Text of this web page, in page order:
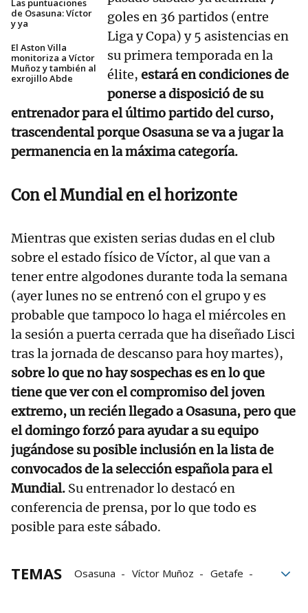
Las puntuaciones
de Osasuna: Víctor
y ya
El Aston Villa
monitoriza a Víctor
Muñoz y también al
exrojillo Abde
goles en 36 partidos (entre
Liga y Copa) y 5 asistencias en
su primera temporada en la
élite, estará en condiciones de
ponerse a disposició de su
entrenador para el último partido del curso,
trascendental porque Osasuna se va a jugar la
permanencia en la máxima categoría.
Con el Mundial en el horizonte
Mientras que existen serias dudas en el club
sobre el estado físico de Víctor, al que van a
tener entre algodones durante toda la semana
(ayer lunes no se entrenó con el grupo y es
probable que tampoco lo haga el miércoles en
la sesión a puerta cerrada que ha diseñado Lisci
tras la jornada de descanso para hoy martes),
sobre lo que no hay sospechas es en lo que
tiene que ver con el compromiso del joven
extremo, un recién llegado a Osasuna, pero que
el domingo forzó para ayudar a su equipo
jugándose su posible inclusión en la lista de
convocados de la selección española para el
Mundial. Su entrenador lo destacó en
conferencia de prensa, por lo que todo es
posible para este sábado.
TEMAS Osasuna Víctor Muñoz
Getafe